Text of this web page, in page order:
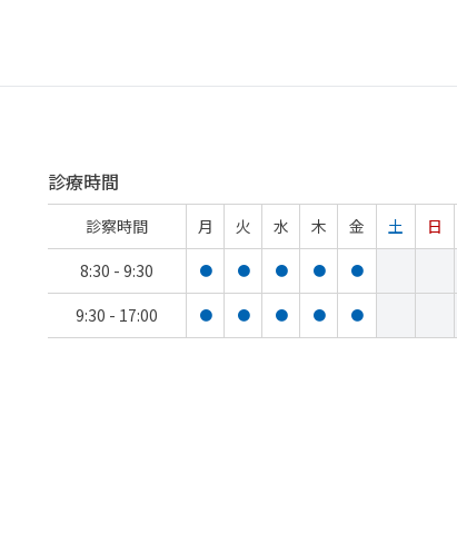
診療時間
診察時間 月 火 水 木 金 土
日
8:30 - 9:30
● ● ● ● ●
9:30 - 17:00 ● ● ● ● ●